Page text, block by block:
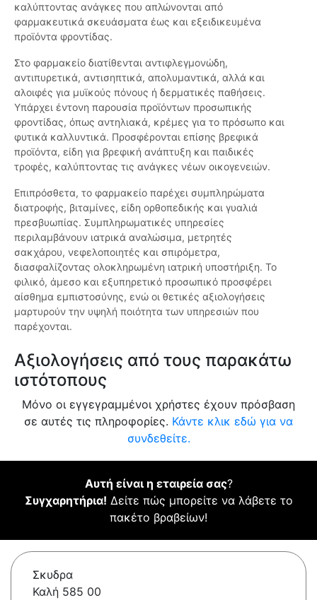
καλύπτοντας ανάγκες που απλώνονται από
φαρμακευτικά σκευάσματα έως και εξειδικευμένα
προϊόντα φροντίδας.
Στο φαρμακείο διατίθενται αντιφλεγμονώδη,
αντιπυρετικά, αντισηπτικά, απολυμαντικά, αλλά και
αλοιφές για μυϊκούς πόνους ή δερματικές παθήσεις.
Υπάρχει έντονη παρουσία προϊόντων προσωπικής
φροντίδας, όπως αντηλιακά, κρέμες για το πρόσωπο και
φυτικά καλλυντικά. Προσφέρονται επίσης βρεφικά
προϊόντα, είδη για βρεφική ανάπτυξη και παιδικές
τροφές, καλύπτοντας τις ανάγκες νέων οικογενειών.
Επιπρόσθετα, το φαρμακείο παρέχει συμπληρώματα
διατροφής, βιταμίνες, είδη ορθοπεδικής και γυαλιά
πρεσβυωπίας. Συμπληρωματικές υπηρεσίες
περιλαμβάνουν ιατρικά αναλώσιμα, μετρητές
σακχάρου, νεφελοποιητές και σπιρόμετρα,
διασφαλίζοντας ολοκληρωμένη ιατρική υποστήριξη. Το
φιλικό, άμεσο και εξυπηρετικό προσωπικό προσφέρει
αίσθημα εμπιστοσύνης, ενώ οι θετικές αξιολογήσεις
μαρτυρούν την υψηλή ποιότητα των υπηρεσιών που
παρέχονται.
Αξιολογήσεις από τους παρακάτω
ιστότοπους
Μόνο οι εγγεγραμμένοι χρήστες έχουν πρόσβαση
σε αυτές τις πληροφορίες. Κάντε κλικ εδώ για να
συνδεθείτε.
Αυτή είναι η εταιρεία σας?
Συγχαρητήρια! Δείτε πώς μπορείτε να λάβετε το
πακέτο βραβείων!
Σκυδρα
Καλή 585 00